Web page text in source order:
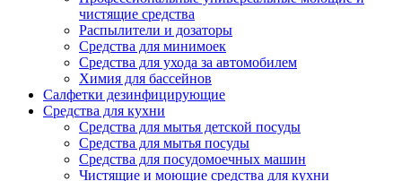
чистящие средства
Распылители и дозаторы
Средства для минимоек
Средства для ухода за автомобилем
Химия для бассейнов
Салфетки дезинфицирующие
Средства для кухни
Средства для мытья детской посуды
Средства для мытья посуды
Средства для посудомоечных машин
Чистящие и моющие средства для кухни